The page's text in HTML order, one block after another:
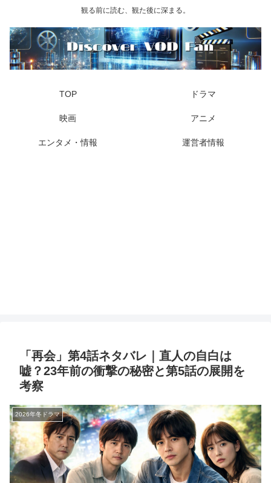
観る前に読む、観た後に深まる。
TOP ドラマ
映画 アニメ
エンタメ・情報 運営者情報
「再会」第4話ネタバレ｜直人の自白は
嘘？23年前の衝撃の秘密と第5話の展開を
考察
2026年冬ドラマ